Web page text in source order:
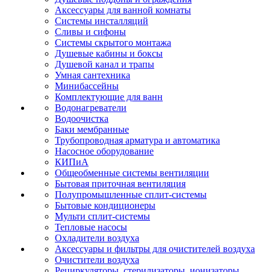
Аксессуары для ванной комнаты
Системы инсталляций
Сливы и сифоны
Системы скрытого монтажа
Душевые кабины и боксы
Душевой канал и трапы
Умная сантехника
Минибассейны
Комплектующие для ванн
Водонагреватели
Водоочистка
Баки мембранные
Трубопроводная арматура и автоматика
Насосное оборудование
КИПиА
Общеобменные системы вентиляции
Бытовая приточная вентиляция
Полупромышленные сплит-системы
Бытовые кондиционеры
Мульти сплит-системы
Тепловые насосы
Охладители воздуха
Аксессуары и фильтры для очистителей воздуха
Очистители воздуха